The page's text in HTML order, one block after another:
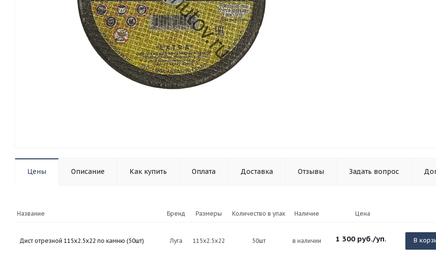
Цены Описание Как купить Оплата Доставка Отзывы Задать вопрос
Название Бренд Размеры Количество в упак Наличие Цена
Дист отрезной 115х2.5х22 по камню (50шт) Луга 115х2.5х22 50шт в наличии 1 300руб./уп. В